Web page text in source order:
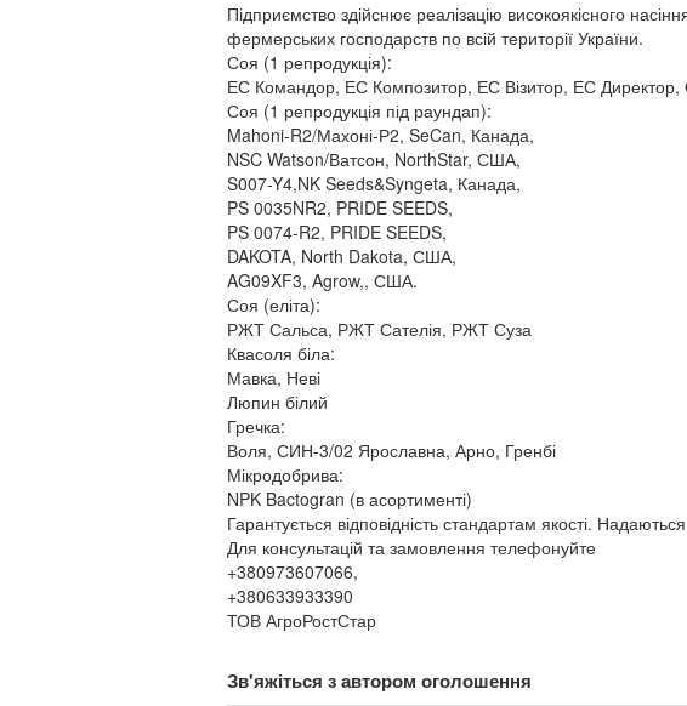
Підприємство здійснює реалізацію високоякісного
фермерських господарств по всій території України.
Соя (1 репродукція):
ЕС Командор, ЕС Композитор, ЕС Візитор, ЕС
Соя (1 репродукція під раундап):
Mahoni-R2/Махоні-Р2, SeCan, Канада,
NSC Watson/Ватсон, NorthStar, США,
S007-Y4,NK Seeds&Syngeta, Канада,
PS 0035NR2, PRIDE SEEDS,
PS 0074-R2, PRIDE SEEDS,
DAKOTA, North Dakota, США,
AG09XF3, Agrow,, США.
Соя (еліта):
РЖТ Сальса, РЖТ Сателія, РЖТ Суза
Квасоля біла:
Мавка, Неві
Люпин білий
Гречка:
Воля, СИН-3/02 Ярославна, Арно, Гренбі
Мікродобрива:
NPK Bactogran (в асортименті)
Гарантується відповідність стандартам якості.
Для консультацій та замовлення телефонуйте
+380973607066,
+380633933390
ТОВ АгроРостСтар
Зв'яжіться з автором оголошення